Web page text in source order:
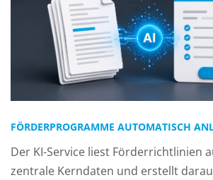
FÖRDERPROGRAMME AUTOMATISCH
Der KI-Service liest Förderrichtlinien
zentrale Kerndaten und erstellt